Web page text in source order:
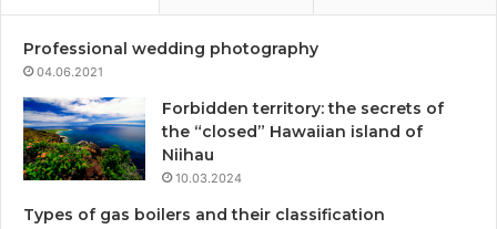
Professional wedding photography
04.06.2021
Forbidden territory: the secrets of
the “closed” Hawaiian island of
Niihau
10.03.2024
Types of gas boilers and their classification